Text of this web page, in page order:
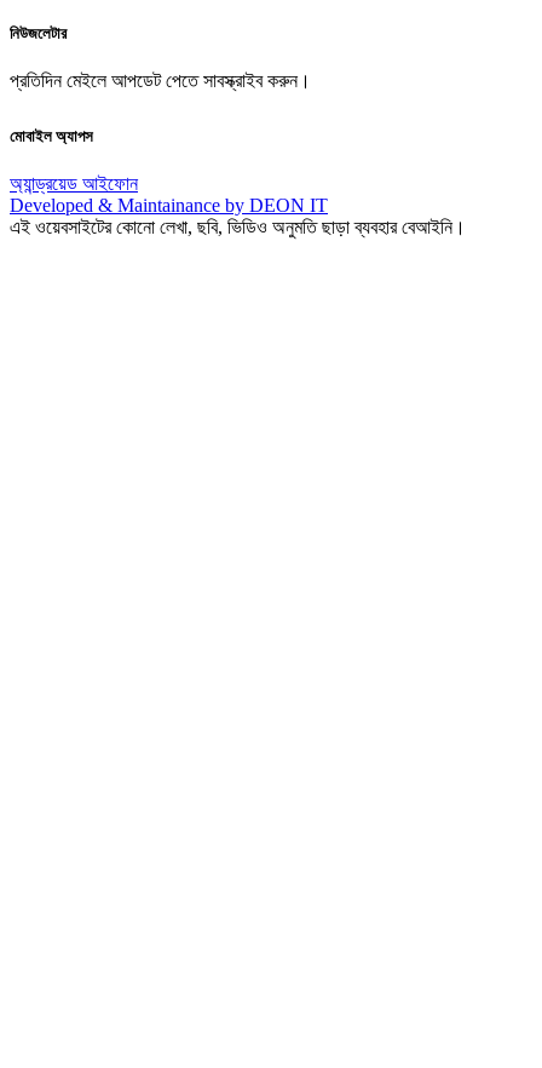
নিউজলেটার
প্রতিদিন মেইলে আপডেট পেতে সাবস্ক্রাইব করুন।
মোবাইল অ্যাপস
অ্যান্ড্রয়েড আইফোন
Developed & Maintainance by DEON IT
এই ওয়েবসাইটের কোনো লেখা, ছবি, ভিডিও অনুমতি ছাড়া ব্যবহার বেআইনি।